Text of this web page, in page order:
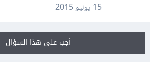
15 يوليو 2015
أجب على هذا السؤال